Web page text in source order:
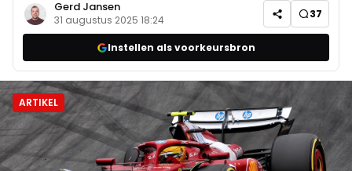
Gerd Jansen
31 augustus 2025 18:24 37
Instellen als voorkeursbron
ARTIKEL